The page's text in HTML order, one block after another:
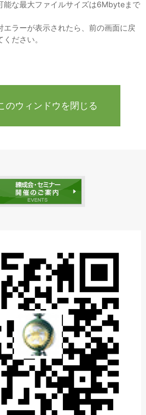
能な最大ファイルサイズは6Mbyteまで
エラーが表示されたら、前の画面に戻
ださい。
のウィンドウを閉じる